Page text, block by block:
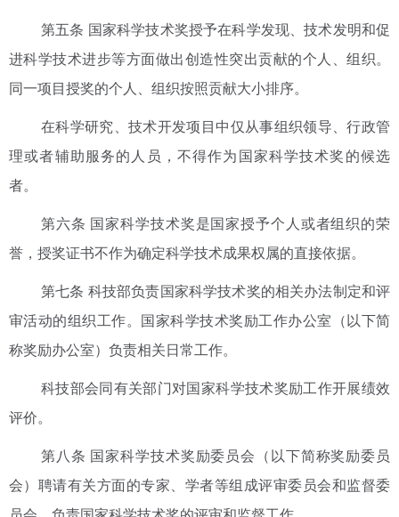
第五条 国家科学技术奖授予在科学发现、技术发明和促
进科学技术进步等方面做出创造性突出贡献的个人、组织。
同一项目授奖的个人、组织按照贡献大小排序。
在科学研究、技术开发项目中仅从事组织领导、行政管
理或者辅助服务的人员，不得作为国家科学技术奖的候选
者。
第六条 国家科学技术奖是国家授予个人或者组织的荣
誉，授奖证书不作为确定科学技术成果权属的直接依据。
第七条 科技部负责国家科学技术奖的相关办法制定和评
审活动的组织工作。国家科学技术奖励工作办公室（以下简
称奖励办公室）负责相关日常工作。
科技部会同有关部门对国家科学技术奖励工作开展绩效
评价。
第八条 国家科学技术奖励委员会（以下简称奖励委员
会）聘请有关方面的专家、学者等组成评审委员会和监督委